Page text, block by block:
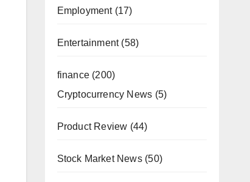
Employment(17)
Entertainment(58)
finance(200)
Cryptocurrency News (5)
Product Review (44)
Stock Market News(50)